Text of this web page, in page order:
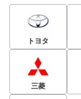
トヨタ
三菱